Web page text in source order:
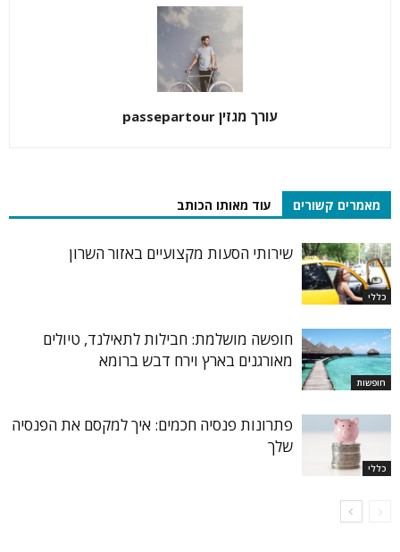
עורך מגזין passepartour
מאמרים קשורים עוד מאותו הכותב
כללי
שירותי הסעות מקצועיים באזור השרון
חופשות
חופשה מושלמת: חבילות לתאילנד, טיולים
מאורגנים בארץ וירח דבש ברומא
כללי
פתרונות פנסיה חכמים: איך למקסם את הפנסיה
שלך